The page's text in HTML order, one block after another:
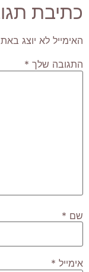
כתיבת
האימייל לא יוצג
התגובה שלך *
שם *
אימייל *